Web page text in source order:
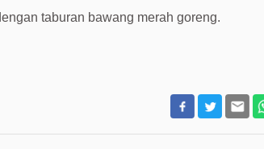
taburan bawang merah goreng.